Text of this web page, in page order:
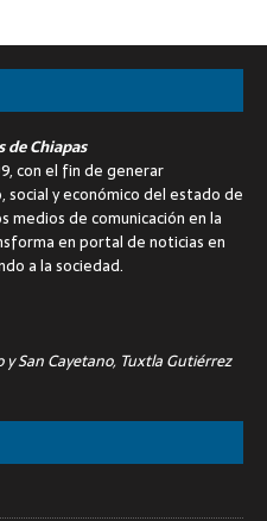
Chiapas
con el fin de generar
y económico del estado de
medios de comunicación en la
en portal de noticias en
a la sociedad.
y San Cayetano, Tuxtla Gutiérrez